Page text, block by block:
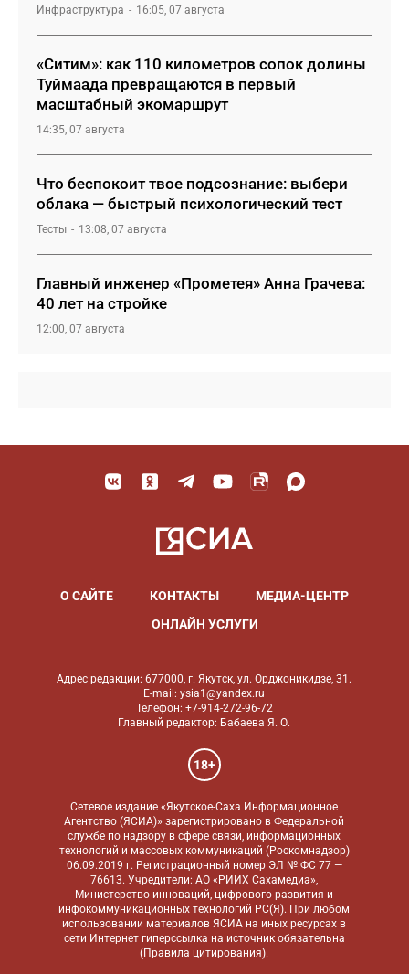
Инфраструктура 16:05, 07 августа
«Ситим»: как 110 километров сопок долины
Туймаада превращаются в первый
масштабный экомаршрут
14:35, 07 августа
Что беспокоит твое подсознание: выбери
облака — быстрый психологический тест
Тесты 13:08, 07 августа
Главный инженер «Прометея» Анна Грачева:
40 лет на стройке
12:00, 07 августа
О САЙТЕ КОНТАКТЫ
МЕДИА-ЦЕНТР
ОНЛАЙН УСЛУГИ
Адрес редакции: 677000, г. Якутск, ул. Орджоникидзе, 31.
E-mail: ysia1@yandex.ru
Телефон: +7-914-272-96-72
Главный редактор: Бабаева Я. О.
18+
Сетевое издание «Якутское-Саха Информационное
Агентство (ЯСИА)» зарегистрировано в Федеральной
службе по надзору в сфере связи, информационных
технологий и массовых коммуникаций (Роскомнадзор)
06.09.2019 г. Регистрационный номер ЭЛ № ФС 77 —
76613. Учредители: АО «РИИХ Сахамедиа»,
Министерство инноваций, цифрового развития и
инфокоммуникационных технологий РС(Я). При любом
использовании материалов ЯСИА на иных ресурсах в
сети Интернет гиперссылка на источник обязательна
(Правила цитирования).